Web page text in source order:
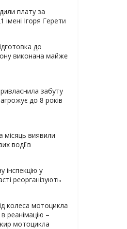
плату за
імені Ігоря Герети
до
виконана майже
забуту
до 8 років
місяць виявили
водіїв
інспекцію у
реорганізують
колеса мотоцикла
реанімацію –
мотоцикла